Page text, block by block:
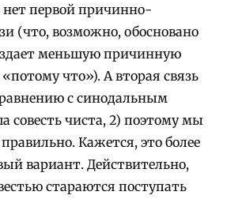
нет первой причинно-
(что, возможно, обосновано
меньшую причинную
что»). А вторая связь
с синодальным
совесть чиста, 2) поэтому мы
Кажется, это более
вариант. Действительно,
стараются поступать